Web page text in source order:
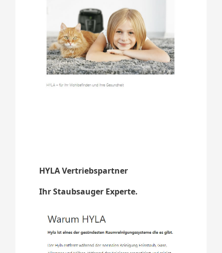
HYLA Vertriebspartner
Ihr Staubsauger Experte.